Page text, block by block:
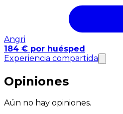
Angri
184 € por huésped
Experiencia compartida
Opiniones
Aún no hay opiniones.